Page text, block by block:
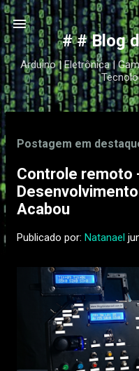
Pular para
# # Blog
Arduino | Eletrônica |
Postagem em
Controle remoto
Acabou
Publicado por: Natanael